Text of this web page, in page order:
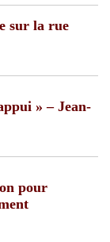
sur la rue
» – Jean-
pour